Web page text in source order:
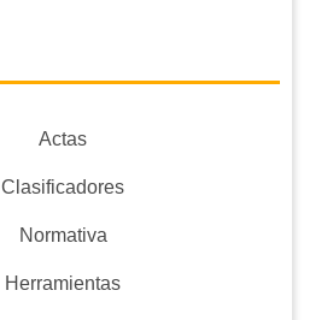
Actas
Clasificadores
Normativa
Herramientas